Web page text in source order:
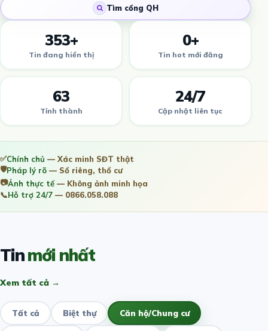
Tìm cổng QH
353+
Tin đang hiển thị
0+
Tin hot mới đăng
63
Tỉnh thành
24/7
Cập nhật liên tục
✅Chính chủ — Xác minh SĐT thật
🛡️Pháp lý rõ — Sổ riêng, thổ cư
📷Ảnh thực tế— Không ảnh minh họa
📞Hỗ trợ 24/7 — 0866.058.088
Tinmới nhất
Xem tất cả →
Tất cả Biệt thự Căn hộ/Chung cư